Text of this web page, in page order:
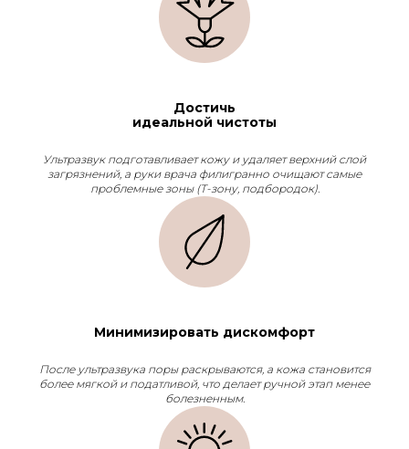
Достичь
идеальной чистоты
Ультразвук подготавливает кожу и удаляет верхний слой
загрязнений, а руки врача филигранно очищают самые
проблемные зоны (Т-зону, подбородок).
Минимизировать дискомфорт
После ультразвука поры раскрываются, а кожа становится
более мягкой и податливой, что делает ручной этап менее
болезненным.